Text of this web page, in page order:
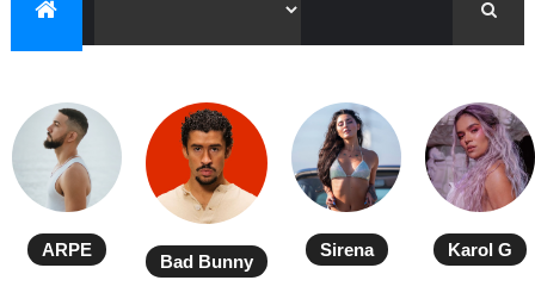
ARPE
Bad Bunny
Sirena Karol G